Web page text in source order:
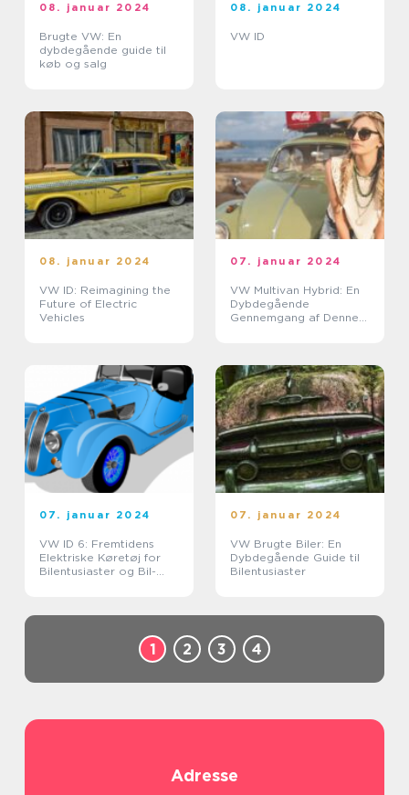
08. januar 2024
Brugte VW: En
dybdegående guide til
køb og salg
08. januar 2024
VW ID
08. januar 2024
VW ID: Reimagining the
Future of Electric
Vehicles
07. januar 2024
VW Multivan Hybrid: En
Dybdegående
Gennemgang af Denne
07. januar 2024
VW ID 6: Fremtidens
Elektriske Køretøj for
Bilentusiaster og Bil-
07. januar 2024
VW Brugte Biler: En
Dybdegående Guide til
Bilentusiaster
1 2 3 4
Adresse